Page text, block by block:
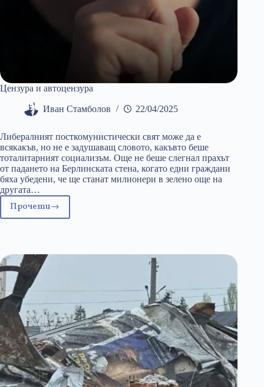
Цензура и автоцензура
Иван Стамболов 22/04/2025
Либералният посткомунистически свят може да е
всякакъв, но не е задушаващ словото, какъвто беше
тоталитарният социализъм. Още не беше слегнал прахът
от падането на Берлинската стена, когато едни граждани
бяха убедени, че ще станат милионери в зелено още на
другата…
ПрочетиЦензура